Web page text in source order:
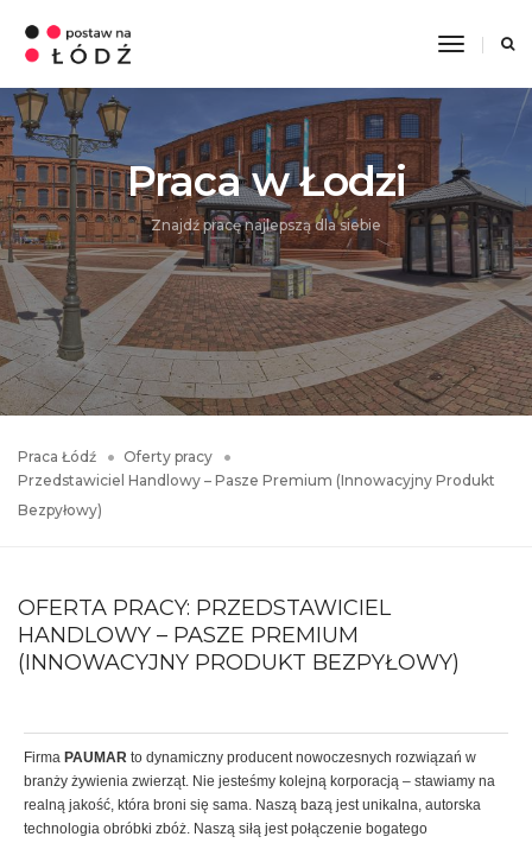
Toggle
Praca w Łodzi
Znajdź pracę najlepszą dla siebie
Praca Łódź
Oferty pracy
Przedstawiciel Handlowy – Pasze Premium (Innowacyjny Produkt
Bezpyłowy)
OFERTA PRACY: PRZEDSTAWICIEL
HANDLOWY – PASZE PREMIUM
(INNOWACYJNY PRODUKT BEZPYŁOWY)
Firma PAUMAR to dynamiczny producent nowoczesnych rozwiązań w
branży żywienia zwierząt. Nie jesteśmy kolejną korporacją – stawiamy na
realną jakość, która broni się sama. Naszą bazą jest unikalna, autorska
technologia obróbki zbóż. Naszą siłą jest połączenie bogatego